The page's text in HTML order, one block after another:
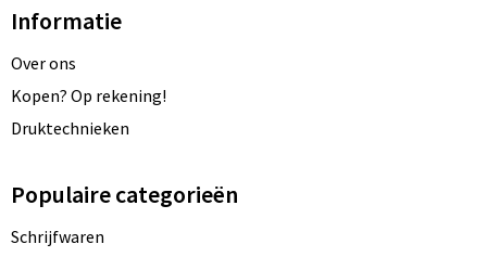
Informatie
Over ons
Kopen? Op rekening!
Druktechnieken
Populaire categorieën
Schrijfwaren